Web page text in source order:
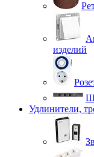
изделий
Удлинители,